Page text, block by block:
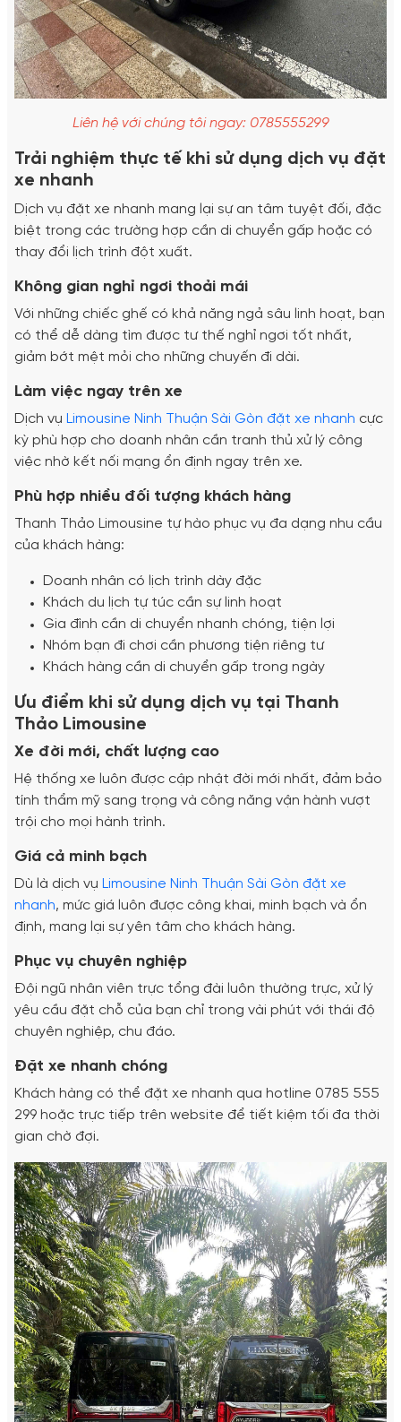
Liên hệ với chúng tôi ngay: 0785555299
Trải nghiệm thực tế khi sử dụng dịch vụ đặt
xe nhanh
Dịch vụ đặt xe nhanh mang lại sự an tâm tuyệt đối, đặc
biệt trong các trường hợp cần di chuyển gấp hoặc có
thay đổi lịch trình đột xuất.
Không gian nghỉ ngơi thoải mái
Với những chiếc ghế có khả năng ngả sâu linh hoạt, bạn
có thể dễ dàng tìm được tư thế nghỉ ngơi tốt nhất,
giảm bớt mệt mỏi cho những chuyến đi dài.
Làm việc ngay trên xe
Dịch vụ Limousine Ninh Thuận Sài Gòn đặt xe nhanh cực
kỳ phù hợp cho doanh nhân cần tranh thủ xử lý công
việc nhờ kết nối mạng ổn định ngay trên xe.
Phù hợp nhiều đối tượng khách hàng
Thanh Thảo Limousine tự hào phục vụ đa dạng nhu cầu
của khách hàng:
Doanh nhân có lịch trình dày đặc
Khách du lịch tự túc cần sự linh hoạt
Gia đình cần di chuyển nhanh chóng, tiện lợi
Nhóm bạn đi chơi cần phương tiện riêng tư
Khách hàng cần di chuyển gấp trong ngày
Ưu điểm khi sử dụng dịch vụ tại Thanh
Thảo Limousine
Xe đời mới, chất lượng cao
Hệ thống xe luôn được cập nhật đời mới nhất, đảm bảo
tính thẩm mỹ sang trọng và công năng vận hành vượt
trội cho mọi hành trình.
Giá cả minh bạch
Dù là dịch vụ Limousine Ninh Thuận Sài Gòn đặt xe
nhanh, mức giá luôn được công khai, minh bạch và ổn
định, mang lại sự yên tâm cho khách hàng.
Phục vụ chuyên nghiệp
Đội ngũ nhân viên trực tổng đài luôn thường trực, xử lý
yêu cầu đặt chỗ của bạn chỉ trong vài phút với thái độ
chuyên nghiệp, chu đáo.
Đặt xe nhanh chóng
Khách hàng có thể đặt xe nhanh qua hotline 0785 555
299 hoặc trực tiếp trên website để tiết kiệm tối đa thời
gian chờ đợi.